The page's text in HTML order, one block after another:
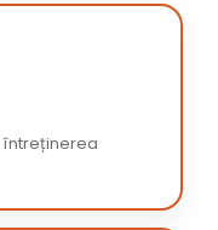
întreținerea